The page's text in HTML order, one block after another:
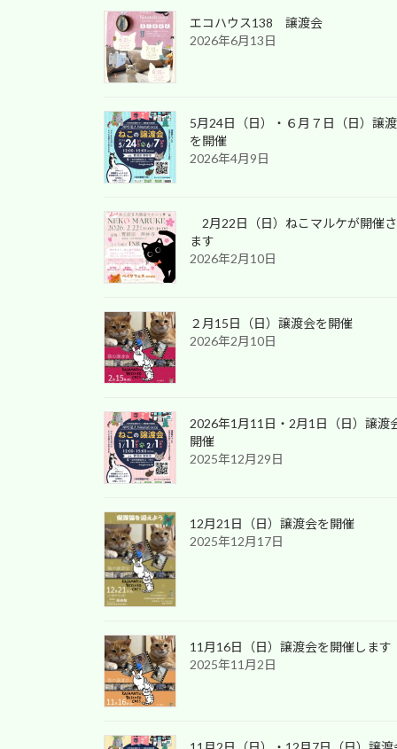
エコハウス138 譲渡会
2026年6月13日
5月24日（日）・６月７日（日）譲
を開催
2026年4月9日
2月22日（日）ねこマルケが開催
ます
2026年2月10日
２月15日（日）譲渡会を開催
2026年2月10日
2026年1月11日・2月1日（日）譲渡
開催
2025年12月29日
12月21日（日）譲渡会を開催
2025年12月17日
11月16日（日）譲渡会を開催します
2025年11月2日